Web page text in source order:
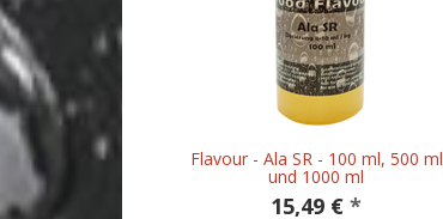
Flavour - Ala SR - 100 ml, 500 ml
und 1000 ml
15,49 € *